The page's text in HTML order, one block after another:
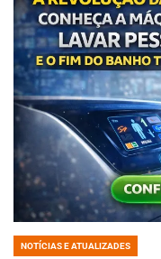
POSTED
NOTÍCIAS E ATUALIZADES